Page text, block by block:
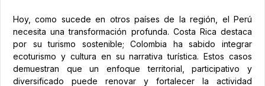
Hoy, como sucede en otros países de la región, el Perú
necesita una transformación profunda. Costa Rica destaca
por su turismo sostenible; Colombia ha sabido integrar
ecoturismo y cultura en su narrativa turística. Estos casos
demuestran que un enfoque territorial, participativo y
diversificado puede renovar y fortalecer la actividad